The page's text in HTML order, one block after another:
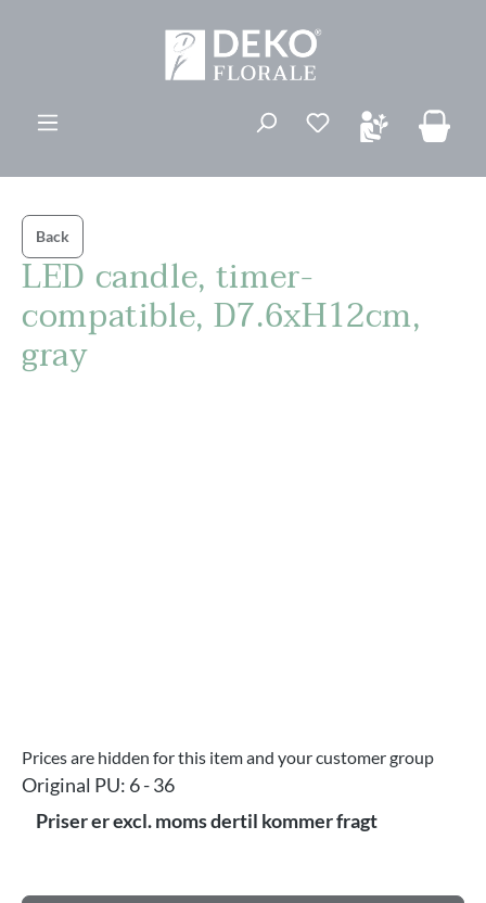
Du har 0
Back
LED candle, timer-
compatible, D7.6xH12cm,
gray
Prices are hidden for this item and your customer group
Original PU: 6 - 36
Priser er excl. moms dertil kommer fragt